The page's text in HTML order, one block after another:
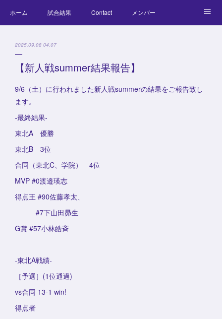
ホーム 試合結果 Contact メンバー
2025.09.08 04:07
【新人戦summer結果報告】
9/6（土）に行われました新人戦summerの結果をご報告致し
ます。
-最終結果-
東北A 優勝
東北B 3位
合同（東北C、学院） 4位
MVP #0渡邉瑛志
得点王 #90佐藤孝太、
#7下山田昴生
G賞 #57小林皓斉
-東北A戦績-
［予選］(1位通過)
vs合同 13-1 win!
得点者